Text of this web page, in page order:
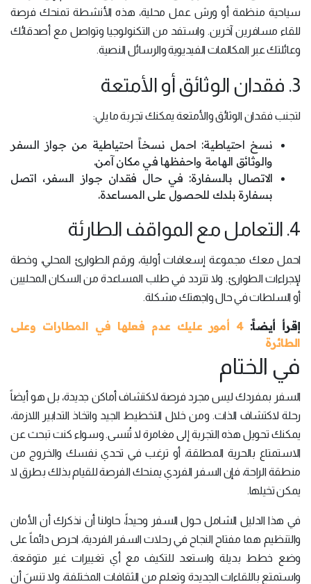
سياحية منظمة أو ورش عمل محلية، هذه الأنشطة تمنحك فرصة
للقاء مسافرين آخرين. واستفد من التكنولوجيا وتواصل مع أصدقائك
وعائلتك عبر المكالمات الفيديوية والرسائل النصية.
3. فقدان الوثائق أو الأمتعة
لتجنب فقدان الوثائق والأمتعة يمكنك تجربة ما يلي:
نسخ احتياطية: احمل نسخاً احتياطية من جواز السفر
والوثائق الهامة واحفظها في مكان آمن.
الاتصال بالسفارة: في حال فقدان جواز السفر، اتصل
بسفارة بلدك للحصول على المساعدة.
4. التعامل مع المواقف الطارئة
احمل معك مجموعة إسعافات أولية، ورقم الطوارئ المحلي، وخطة
لإجراءات الطوارئ. ولا تتردد في طلب المساعدة من السكان المحليين
أو السلطات في حال واجهتك مشكلة.
إقرأ أيضاً:
4 أمور عليك عدم فعلها في المطارات وعلى
الطائرة
في الختام
السفر بمفردك ليس مجرد فرصة لاكتشاف أماكن جديدة، بل هو أيضاً
رحلة لاكتشاف الذات. ومن خلال التخطيط الجيد واتخاذ التدابير اللازمة،
يمكنك تحويل هذه التجربة إلى مغامرة لا تُنسى. وسواء كنت تبحث عن
الاستمتاع بالحرية المطلقة، أو ترغب في تحدي نفسك والخروج من
منطقة الراحة، فإن السفر الفردي يمنحك الفرصة للقيام بذلك بطرق لا
يمكن تخيلها.
في هذا الدليل الشامل حول السفر وحيداً، حاولنا أن نذكرك أن الأمان
والتنظيم هما مفتاح النجاح في رحلات السفر الفردية، احرص دائماً على
وضع خطط بديلة واستعد للتكيف مع أي تغييرات غير متوقعة.
واستمتع باللقاءات الجديدة وتعلم من الثقافات المختلفة، ولا تنسَ أن